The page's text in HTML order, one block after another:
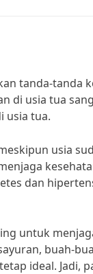
tanda-tanda
di usia tua
usia tua.
usia
dan
untuk
buah-
ideal. Jadi,